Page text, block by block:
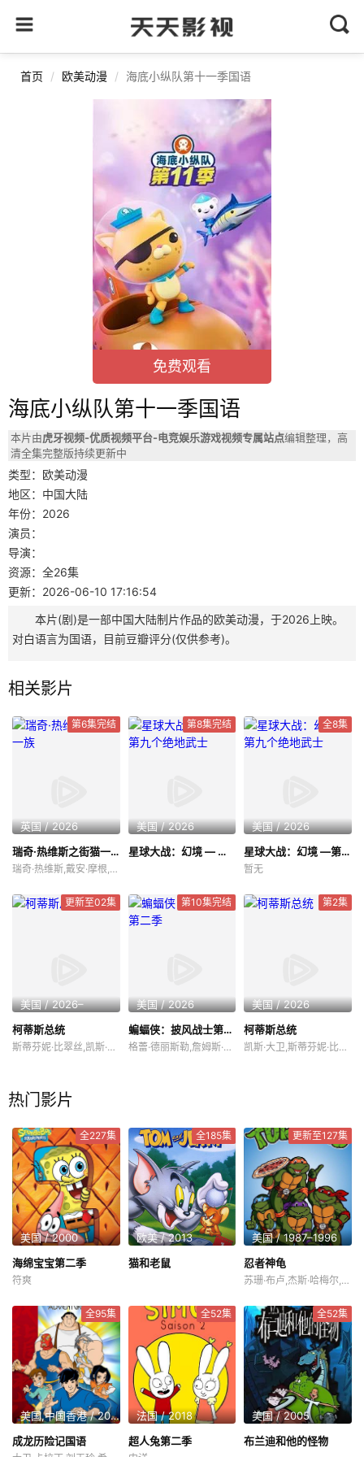
首页 欧美动漫 海底小纵队第十一季国语
免费观看
海底小纵队第十一季国语
本片由虎牙视频-优质视频平台-电竞娱乐游戏视频专属站点编辑整理，高
清全集完整版持续更新中
类型：欧美动漫
地区：中国大陆
年份：2026
演员：
导演：
资源：全26集
更新：2026-06-10 17:16:54
本片(剧)是一部中国大陆制片作品的欧美动漫，于2026上映。
对白语言为国语，目前豆瓣评分(仅供参考)。
相关影片
第6集完结
英国 / 2026
瑞奇·热维斯之街猫一族
瑞奇·热维斯,戴安·摩根,汤姆·巴斯登,大卫·厄尔,乔·哈特利,安德鲁·布鲁克
第8集完结
美国 / 2026
星球大战：幻境 — 第九个绝地武士
全8集
美国 / 2026
星球大战：幻境 —第九个绝地武士
暂无
更新至02集
美国 / 2026–
柯蒂斯总统
斯蒂芬妮·比翠丝,凯斯·大卫,丹·巴克达尔,吉姆·拉什,凯尔茜·斯科特
第10集完结
美国 / 2026
蝙蝠侠：披风战士第二季
格蕾·德丽斯勒,詹姆斯·乌尔班尼亚克,约翰·迪·马吉欧,杰森·沃特金斯,乔什·基顿,哈米什·林克莱特,马修·尼达姆,拉瑞恩·纽曼,加里·安东尼·威廉斯,罗南·拉夫特瑞,埃里克·摩根·斯图尔特,克里斯托·乔伊·布朗,米歇尔·C·博尼拉,JP·卡利亚赫,Zach·Lazar·Hoffman
第2集
美国 / 2026
柯蒂斯总统
凯斯·大卫,斯蒂芬妮·比翠丝
热门影片
全227集
美国 / 2000
海绵宝宝第二季
符爽
全185集
欧美 / 2013
猫和老鼠
更新至127集
美国 / 1987–1996
忍者神龟
苏珊·布卢,杰斯·哈梅尔,吉姆·卡明斯,凯姆·克拉克,罗伯·鲍森,邦坡尔·罗宾逊,彼特·库伦,詹妮弗·达林,特蕾丝·麦克尼尔,詹姆斯·埃弗里,杰克·安杰尔,帕特·弗雷利,道林·海伍德,Michael·Gough,彼得·雷纳迪,托尼·杰,哈弥尔顿·坎普,汤森·科尔曼,Roxanne·Beckford,Patric·Zimmerman,麦琪·罗丝威尔,巴里·戈登,琼恩·盖伯,Renae·Jacobs,邓常兰
全95集
美国,中国香港 / 2000–2005
成龙历险记国语
全52集
法国 / 2018
超人兔第二季
全52集
美国 / 2005
布兰迪和他的怪物